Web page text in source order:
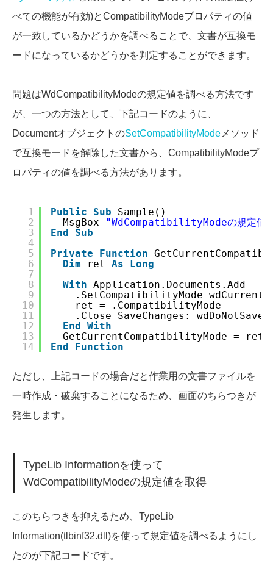
べての機能が有効)とCompatibilityModeプロパティの値
が一致しているかどうかを調べることで、文書が互換モ
ードになっているかどうかを判定することができます。
問題はWdCompatibilityModeの規定値を調べる方法です
が、一つの方法として、下記コードのように、
DocumentオブジェクトのSetCompatibilityMode メソッド
で互換モードを解除した文書から、CompatibilityModeプ
ロパティの値を調べる方法があります。
1
2
3
4
5
6
7
8
9
10
11
12
13
14
Public Sub
Sample()
MsgBox
"WdCompatibilityModeの規定値
End
Sub
Private
Function
Dim
ret As
Long
With Application.Documents.Add
.SetCompatibilityMode wdCurrent
ret = .CompatibilityMode
.Close
End
With
GetCurrentCompatibilityMode = ret
End
Function
ただし、上記コードの場合だと作業用の文書ファイルを
一時作成・破棄することになるため、画面のちらつきが
発生します。
TypeLib Informationを使って
WdCompatibilityModeの規定値を取得
このちらつきを抑えるため、TypeLib
Information(tlbinf32.dll)を使って規定値を調べるようにし
たのが下記コードです。